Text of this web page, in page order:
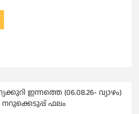
ഇന്നത്തെ (06.08.26- വ്യാഴം)
നറുക്കെടുപ്പ് ഫലം